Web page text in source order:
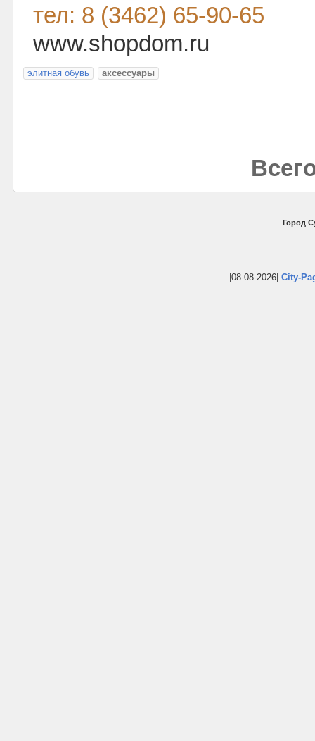
тел: 8 (3462) 65-90-65
www.shopdom.ru
элитная обувь аксессуары
Город
|08-08-2026| City-